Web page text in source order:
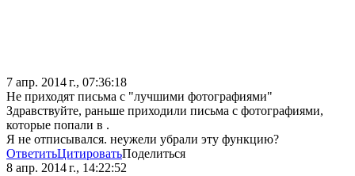
7 апр. 2014 г., 07:36:18
Не приходят письма с "лучшими фотографиями"
Здравствуйте, раньше приходили письма с фотографиями,
которые попали в .
Я не отписывался. неужели убрали эту функцию?
ОтветитьЦитироватьПоделиться
8 апр. 2014 г., 14:22:52